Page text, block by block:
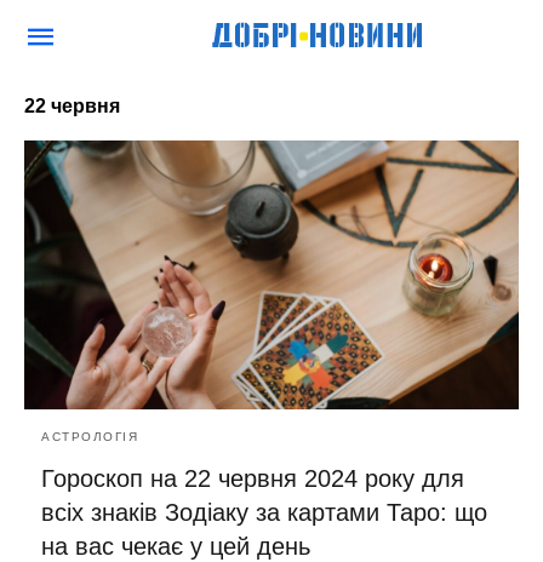
22 червня
АСТРОЛОГІЯ
Гороскоп на 22 червня 2024 року для
всіх знаків Зодіаку за картами Таро: що
на вас чекає у цей день